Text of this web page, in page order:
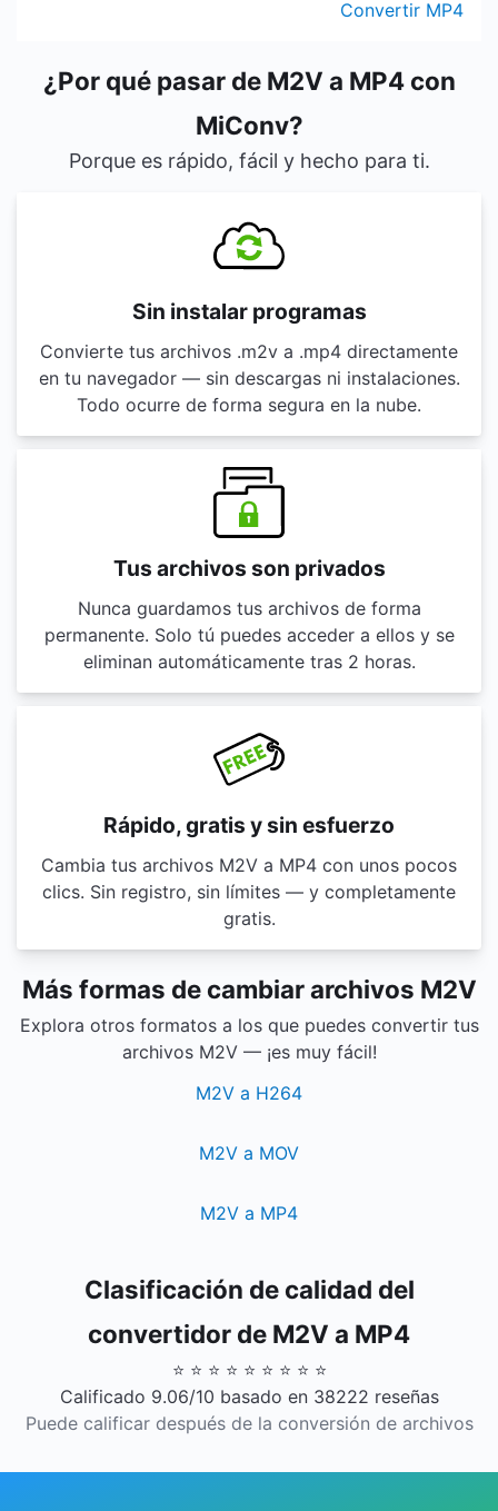
Convertir MP4
¿Por qué pasar de M2V a MP4 con
MiConv?
Porque es rápido, fácil y hecho para ti.
Sin instalar programas
Convierte tus archivos .m2v a .mp4 directamente
en tu navegador — sin descargas ni instalaciones.
Todo ocurre de forma segura en la nube.
Tus archivos son privados
Nunca guardamos tus archivos de forma
permanente. Solo tú puedes acceder a ellos y se
eliminan automáticamente tras 2 horas.
Rápido, gratis y sin esfuerzo
Cambia tus archivos M2V a MP4 con unos pocos
clics. Sin registro, sin límites — y completamente
gratis.
Más formas de cambiar archivos M2V
Explora otros formatos a los que puedes convertir tus
archivos M2V — ¡es muy fácil!
M2V a H264
M2V a MOV
M2V a MP4
Clasificación de calidad del
convertidor de M2V a MP4
⭐ ⭐ ⭐ ⭐ ⭐ ⭐ ⭐ ⭐ ⭐
Calificado 9.06/10 basado en 38222 reseñas
Puede calificar después de la conversión de archivos